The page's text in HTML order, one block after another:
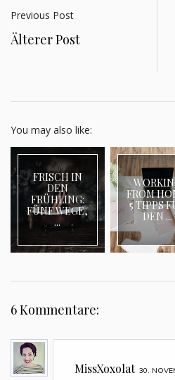
Previous Post
Älterer Post
You may also like:
FRISCH IN
DEN
FRÜHLING:
FÜNF WEGE,
...
FROM
5 TIPPS
DEN ...
6 Kommentare:
MissXoxolat 30.